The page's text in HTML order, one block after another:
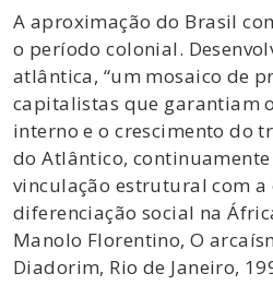
A aproximação do Brasil
o período colonial.
atlântica, “um mosaico de
capitalistas que garantiam
interno e o crescimento do
do Atlântico,
vinculação estrutural com a
diferenciação social na
Manolo Florentino, O
Diadorim, Rio de Janeiro,